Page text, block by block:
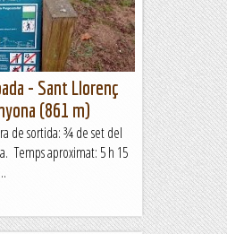
- Sant Llorenç
(861 m)
de sortida: ¾ de set del
Temps aproximat: 5 h 15